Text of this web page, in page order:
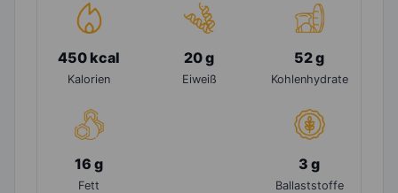
450 kcal
Kalorien
20 g
Eiweiß
52 g
Kohlenhydrate
16 g
Fett
3 g
Ballaststoffe